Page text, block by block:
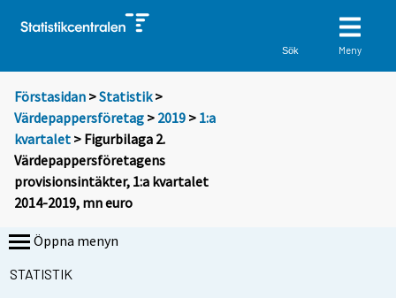
Sök Meny
Förstasidan >Statistik >
Värdepappersföretag > 2019 > 1:a
kvartalet > Figurbilaga 2.
Värdepappersföretagens
provisionsintäkter, 1:a kvartalet
2014-2019, mn euro
Öppna menyn
STATISTIK